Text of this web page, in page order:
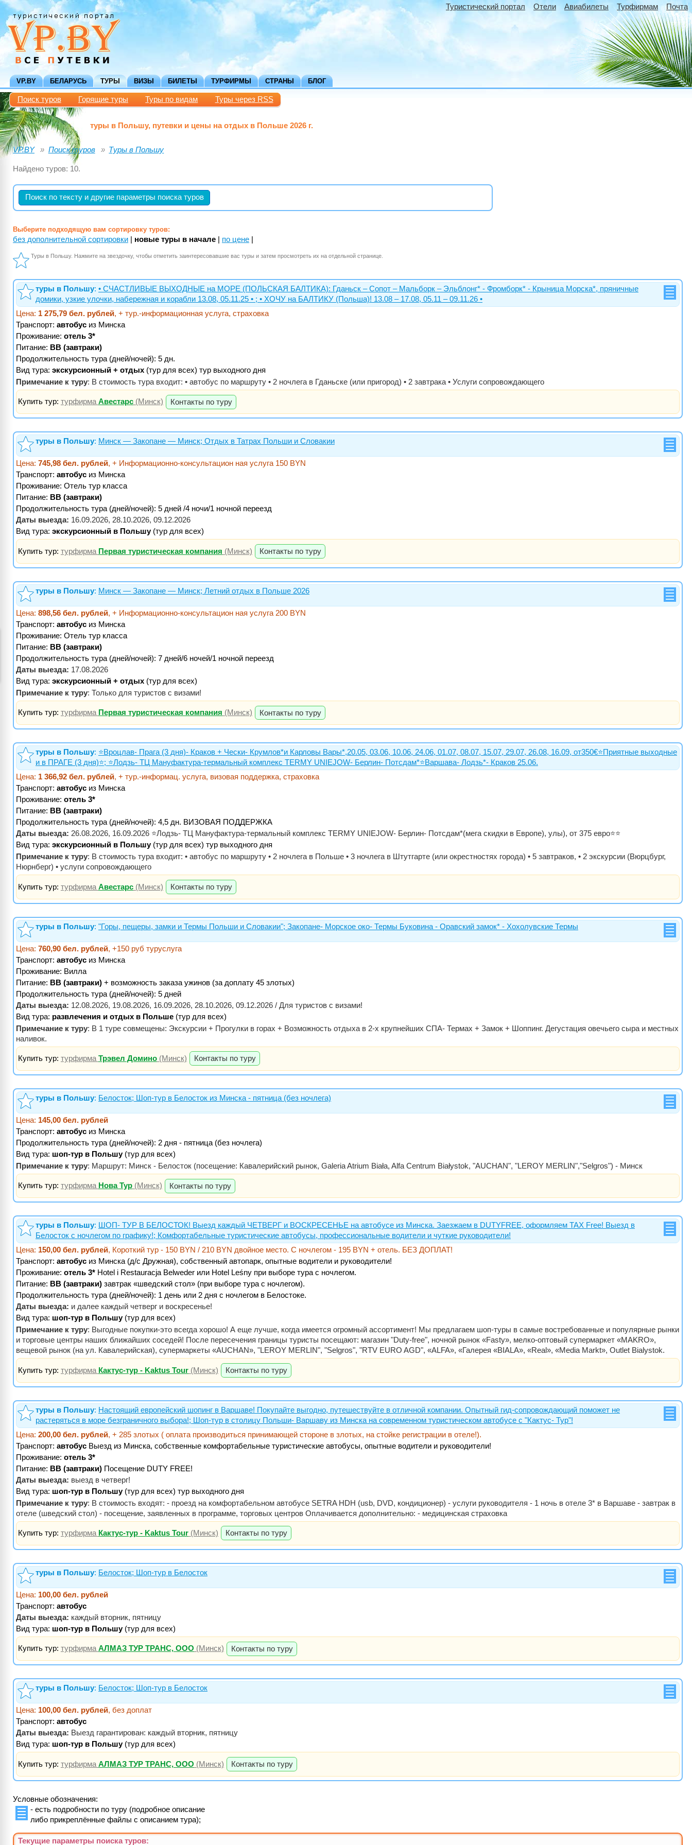
Туристический портал Отели Авиабилеты Турфирмам Почта
VP.BY БЕЛАРУСЬ ТУРЫ ВИЗЫ БИЛЕТЫ ТУРФИРМЫ СТРАНЫ БЛОГ
Поиск туров Горящие туры Туры по видам Туры через RSS
туры в Польшу, путевки и цены на отдых в Польше 2026 г.
VP.BY Поиск туров Туры в Польшу
Найдено туров: 10.
Поиск по тексту и другие параметры поиска туров
Выберите подходящую вам сортировку туров:
без дополнительной сортировки новые туры в начале по цене
Туры в Польшу. Нажмите на звездочку, чтобы отметить заинтересовавшие вас туры и затем просмотреть их на отдельной странице.
туры в Польшу: • СЧАСТЛИВЫЕ ВЫХОДНЫЕ на МОРЕ (ПОЛЬСКАЯ БАЛТИКА): Гданьск – Сопот – Мальборк – Эльблонг* - Фромборк* - Крыница Морска*, пряничные
домики, узкие улочки, набережная и корабли 13.08, 05.11.25 • ; • ХОЧУ на БАЛТИКУ (Польша)! 13.08 – 17.08, 05.11 – 09.11.26 •
Цена: 1 275,79 бел. рублей, + тур.-информационная услуга, страховка
Транспорт: автобус из Минска
Проживание: отель 3*
Питание: BB (завтраки)
Продолжительность тура (дней/ночей): 5 дн.
Вид тура: экскурсионный + отдых (тур для всех) тур выходного дня
Примечание к туру: В стоимость тура входит: • автобус по маршруту • 2 ночлега в Гданьске (или пригород) • 2 завтрака • Услуги сопровождающего
Купить тур: турфирмаАвестарс(Минск) Контакты по туру
туры в Польшу: Минск — Закопане — Минск; Отдых в Татрах Польши и Словакии
Цена: 745,98 бел. рублей, + Информационно-консультацион ная услуга 150 BYN
Транспорт: автобус из Минска
Проживание: Отель тур класса
Питание: BB (завтраки)
Продолжительность тура (дней/ночей): 5 дней /4 ночи/1 ночной переезд
Даты выезда: 16.09.2026, 28.10.2026, 09.12.2026
Вид тура: экскурсионный в Польшу(тур для всех)
Купить тур: турфирма Первая туристическая компания (Минск) Контакты по туру
туры в Польшу: Минск — Закопане — Минск; Летний отдых в Польше 2026
Цена: 898,56 бел. рублей, + Информационно-консультацион ная услуга 200 BYN
Транспорт: автобус из Минска
Проживание: Отель тур класса
Питание: BB (завтраки)
Продолжительность тура (дней/ночей): 7 дней/6 ночей/1 ночной переезд
Даты выезда: 17.08.2026
Вид тура: экскурсионный + отдых (тур для всех)
Примечание к туру: Только для туристов с визами!
Купить тур: турфирма Первая туристическая компания (Минск) Контакты по туру
туры в Польшу: ⭐️Вроцлав- Прага (3 дня)- Краков + Чески- Крумлов*и Карловы Вары*,20.05, 03.06, 10.06, 24.06, 01.07, 08.07, 15.07, 29.07, 26.08, 16.09, от350€⭐️Приятные выходные
и в ПРАГЕ (3 дня)⭐; ⭐Лодзь- ТЦ Мануфактура-термальный комплекс TERMY UNIEJOW- Берлин- Потсдам*⭐Варшава- Лодзь*- Краков 25.06.
Цена: 1 366,92 бел. рублей, + тур.-информац. услуга, визовая поддержка, страховка
Транспорт: автобус из Минска
Проживание: отель 3*
Питание: BB (завтраки)
Продолжительность тура (дней/ночей): 4,5 дн. ВИЗОВАЯ ПОДДЕРЖКА
Даты выезда: 26.08.2026, 16.09.2026 ⭐Лодзь- ТЦ Мануфактура-термальный комплекс TERMY UNIEJOW- Берлин- Потсдам*(мега скидки в Европе), улы), от 375 евро⭐⭐
Вид тура: экскурсионный в Польшу(тур для всех) тур выходного дня
Примечание к туру: В стоимость тура входит: • автобус по маршруту • 2 ночлега в Польше • 3 ночлега в Штутгарте (или окрестностях города) • 5 завтраков, • 2 экскурсии (Вюрцбург,
Нюрнберг) • услуги сопровождающего
Купить тур: турфирма Авестарс(Минск) Контакты по туру
туры в Польшу: "Горы, пещеры, замки и Термы Польши и Словакии"; Закопане- Морское око- Термы Буковина - Оравский замок* - Хохолувские Термы
Цена: 760,90 бел. рублей, +150 руб туруслуга
Транспорт: автобус из Минска
Проживание: Вилла
Питание: BB (завтраки) + возможность заказа ужинов (за доплату 45 злотых)
Продолжительность тура (дней/ночей): 5 дней
Даты выезда: 12.08.2026, 19.08.2026, 16.09.2026, 28.10.2026, 09.12.2026 / Для туристов с визами!
Вид тура: развлечения и отдых в Польше (тур для всех)
Примечание к туру: В 1 туре совмещены: Экскурсии + Прогулки в горах + Возможность отдыха в 2-х крупнейших СПА- Термах + Замок + Шоппинг. Дегустация овечьего сыра и местных
наливок.
Купить тур: турфирмаТрэвел Домино(Минск) Контакты по туру
туры в Польшу: Белосток; Шоп-тур в Белосток из Минска - пятница (без ночлега)
Цена: 145,00 бел. рублей
Транспорт: автобус из Минска
Продолжительность тура (дней/ночей): 2 дня - пятница (без ночлега)
Вид тура: шоп-тур в Польшу(тур для всех)
Примечание к туру: Маршрут: Минск - Белосток (посещение: Кавалерийский рынок, Galeria Atrium Biała, Alfa Centrum Białystok, "AUCHAN", "LEROY MERLIN","Selgros") - Минск
Купить тур: турфирма Нова Тур(Минск) Контакты по туру
туры в Польшу: ШОП- ТУР В БЕЛОСТОК! Выезд каждый ЧЕТВЕРГ и ВОСКРЕСЕНЬЕ на автобусе из Минска. Заезжаем в DUTYFREE, оформляем TAX Free! Выезд в
Белосток с ночлегом по графику!; Комфортабельные туристические автобусы, профессиональные водители и чуткие руководители!
Цена: 150,00 бел. рублей, Короткий тур - 150 BYN / 210 BYN двойное место. С ночлегом - 195 BYN + отель. БЕЗ ДОПЛАТ!
Транспорт: автобус из Минска (д/c Дружная), собственный автопарк, опытные водители и руководители!
Проживание: отель 3* Hotel i Restauracja Belweder или Hotel Leśny при выборе тура с ночлегом.
Питание: BB (завтраки) завтрак «шведский стол» (при выборе тура с ночлегом).
Продолжительность тура (дней/ночей): 1 день или 2 дня с ночлегом в Белостоке.
Даты выезда: и далее каждый четверг и воскресенье!
Вид тура: шоп-тур в Польшу(тур для всех)
Примечание к туру: Выгодные покупки-это всегда хорошо! А еще лучше, когда имеется огромный ассортимент! Мы предлагаем шоп-туры в самые востребованные и популярные рынки
и торговые центры наших ближайших соседей! После пересечения границы туристы посещают: магазин "Duty-free", ночной рынок «Fasty», мелко-оптовый супермаркет «MAKRO»,
вещевой рынок (на ул. Кавалерийская), супермаркеты «AUCHAN», "LEROY MERLIN", "Selgros", "RTV EURO AGD", «ALFA», «Галерея «BIALA», «Real», «Media Markt», Outlet Bialystok.
Купить тур: турфирма Кактус-тур - Kaktus Tour(Минск) Контакты по туру
туры в Польшу: Настоящий европейский шопинг в Варшаве! Покупайте выгодно, путешествуйте в отличной компании. Опытный гид-сопровождающий поможет не
растеряться в море безграничного выбора!; Шоп-тур в столицу Польши- Варшаву из Минска на современном туристическом автобусе с "Кактус- Тур"!
Цена: 200,00 бел. рублей, + 285 злотых ( оплата производиться принимающей стороне в злотых, на стойке регистрации в отеле!).
Транспорт: автобус Выезд из Минска, собственные комфортабельные туристические автобусы, опытные водители и руководители!
Проживание: отель 3*
Питание: BB (завтраки) Посещение DUTY FREE!
Даты выезда: выезд в четверг!
Вид тура: шоп-тур в Польшу(тур для всех) тур выходного дня
Примечание к туру: В стоимость входят: - проезд на комфортабельном автобусе SETRA HDH (usb, DVD, кондиционер) - услуги руководителя - 1 ночь в отеле 3* в Варшаве - завтрак в
отеле (шведский стол) - посещение, заявленных в программе, торговых центров Оплачивается дополнительно: - медицинская страховка
Купить тур: турфирма Кактус-тур - Kaktus Tour(Минск) Контакты по туру
туры в Польшу: Белосток; Шоп-тур в Белосток
Цена: 100,00 бел. рублей
Транспорт: автобус
Даты выезда: каждый вторник, пятницу
Вид тура: шоп-тур в Польшу(тур для всех)
Купить тур: турфирмаАЛМАЗ ТУР ТРАНС, ООО (Минск) Контакты по туру
туры в Польшу: Белосток; Шоп-тур в Белосток
Цена: 100,00 бел. рублей, без доплат
Транспорт: автобус
Даты выезда: Выезд гарантирован: каждый вторник, пятницу
Вид тура: шоп-тур в Польшу(тур для всех)
Купить тур: турфирма АЛМАЗ ТУР ТРАНС, ООО (Минск) Контакты по туру
Условные обозначения:
- есть подробности по туру (подробное описание
либо прикреплённые файлы с описанием тура);
Текущие параметры поискатуров: